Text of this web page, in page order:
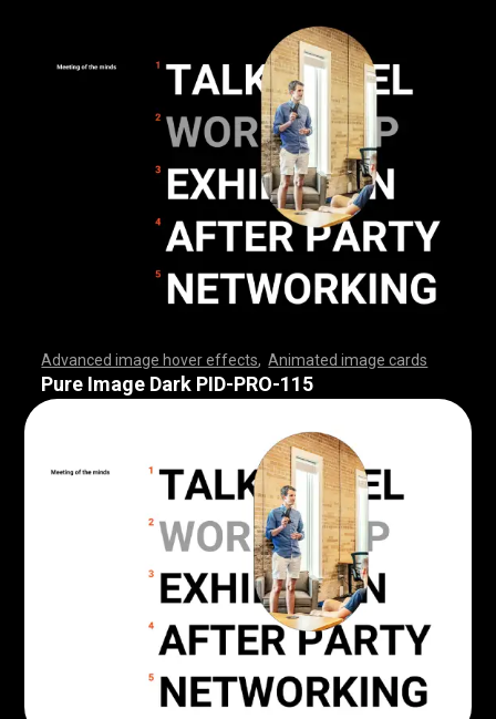
Advanced image hover effects ,Animated image cards
,,,,,,,,,,,,,,,,,,,,,,,,,,,,,,,,, ,,,,,,,,,,,,,,,,,,,,,,,,,
,,,,,,,,,,,,,,,,,,,,,,,,,,,,,,,,, ,,,,,,,,,,,,,,,,,,,,,,,,,
,,,,,,,,,,,,,,,,,,,,,,,,,,,,,,,,, ,,,,,,,,,,,,,,,,,,,,,,,
Pure Image Dark PID-PRO-115